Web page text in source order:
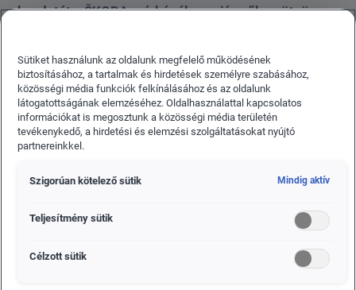
kezdetét a ŠKODA márkánál, egy járműben ötvözve
innovációit és különböző behatásait.
Sütiket használunk az oldalunk megfelelő működésének
biztosításához, a tartalmak és hirdetések személyre szabásához,
közösségi média funkciók felkínálásához és az oldalunk
látogatottságának elemzéséhez. Oldalhasználattal kapcsolatos
információkat is megosztunk a közösségi média területén
tevékenykedő, a hirdetési és elemzési szolgáltatásokat nyújtó
partnereinkkel.
Szigorúan kötelező sütik Mindig aktív
Teljesítmény sütik
Célzott sütik